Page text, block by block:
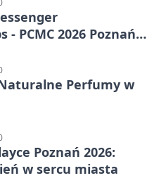
- PCMC 2026 Poznań:
Perfumy w
Poznań 2026:
w sercu miasta